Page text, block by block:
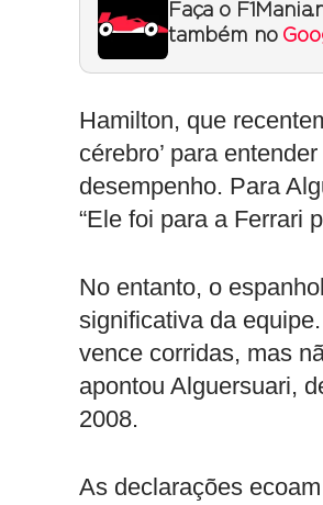
Faça o
também no
Hamilton, que
cérebro’ para
desempenho. Para
“Ele foi para a Ferrari
No entanto, o
significativa da
vence corridas, mas
apontou Alguersuari,
2008.
As declarações